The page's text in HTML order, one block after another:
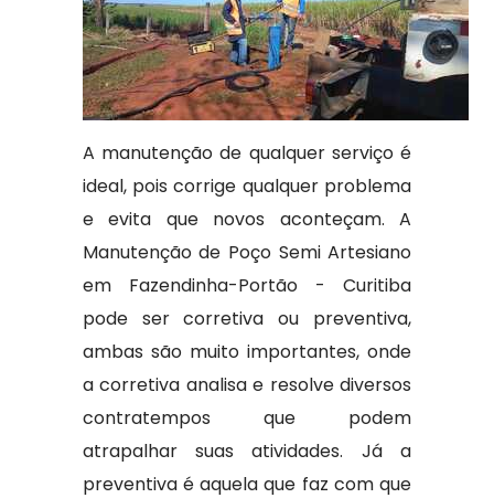
A manutenção de qualquer serviço é
ideal, pois corrige qualquer problema
e evita que novos aconteçam. A
Manutenção de Poço Semi Artesiano
em Fazendinha-Portão - Curitiba
pode ser corretiva ou preventiva,
ambas são muito importantes, onde
a corretiva analisa e resolve diversos
contratempos que podem
atrapalhar suas atividades. Já a
preventiva é aquela que faz com que